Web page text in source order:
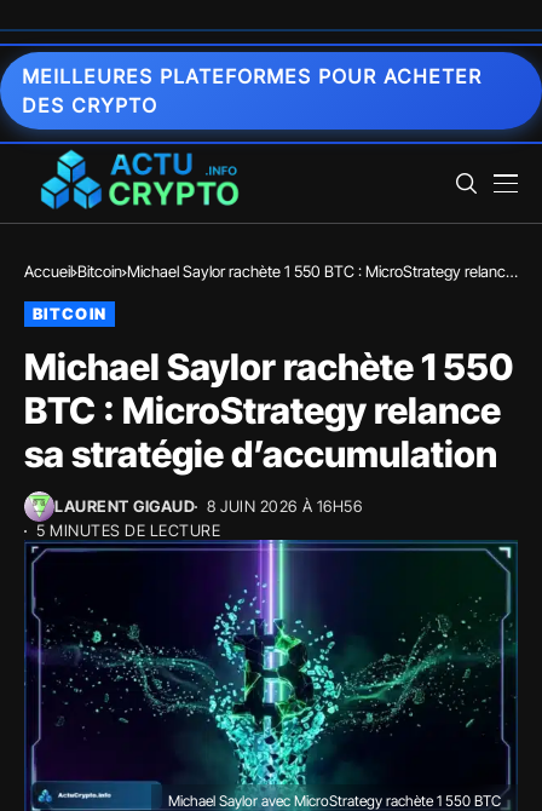
MEILLEURES PLATEFORMES POUR ACHETER
DES CRYPTO
Accueil Bitcoin Michael Saylor rachète 1 550 BTC : MicroStrategy relance
BITCOIN
Michael Saylor rachète 1 550
BTC : MicroStrategy relance
sa stratégie d’accumulation
LAURENT GIGAUD
8 JUIN 2026 À 16H56
5 MINUTES DE LECTURE
Michael Saylor avec MicroStrategy rachète 1 550 BTC